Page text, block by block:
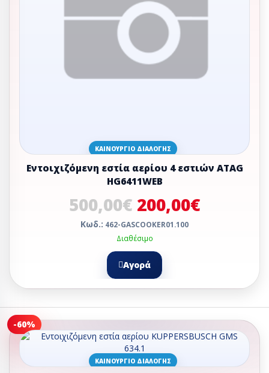
ΚΑΙΝΟΎΡΓΙΟ ΔΙΑΛΟΓΉΣ
Εντοιχιζόμενη εστία αερίου 4 εστιών ATAG
HG6411WEB
500,00€ 200,00€
Κωδ.: 462-GASCOOKER01.100
Διαθέσιμο
Αγορά
-60%
ΚΑΙΝΟΎΡΓΙΟ ΔΙΑΛΟΓΉΣ